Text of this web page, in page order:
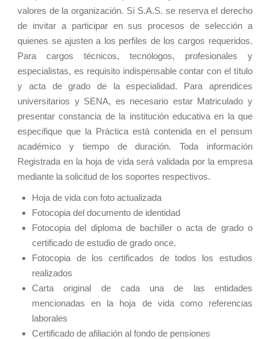
valores de la organización. Sí S.A.S. se reserva el derecho
de invitar a participar en sus procesos de selección a
quienes se ajusten a los perfiles de los cargos requeridos.
Para cargos técnicos, tecnólogos, profesionales y
especialistas, es requisito indispensable contar con el título
y acta de grado de la especialidad. Para aprendices
universitarios y SENA, es necesario estar Matriculado y
presentar constancia de la institución educativa en la que
especifique que la Práctica está contenida en el pensum
académico y tiempo de duración. Toda información
Registrada en la hoja de vida será validada por la empresa
mediante la solicitud de los soportes respectivos.
Hoja de vida con foto actualizada
Fotocopia del documento de identidad
Fotocopia del diploma de bachiller o acta de grado o
certificado de estudio de grado once.
Fotocopia de los certificados de todos los estudios
realizados
Carta original de cada una de las entidades
mencionadas en la hoja de vida como referencias
laborales
Certificado de afiliación al fondo de pensiones